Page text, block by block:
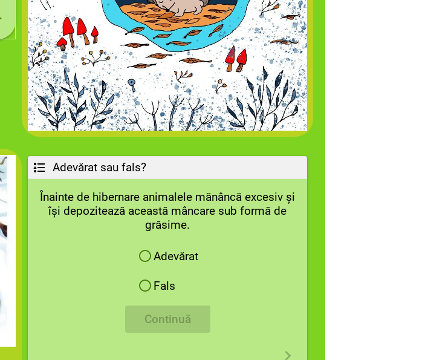
Adevărat sau fals?
Înainte de hibernare animalele mănâncă excesiv și
își depozitează această mâncare sub formă de
grăsime.
Adevărat
Fals
Continuă